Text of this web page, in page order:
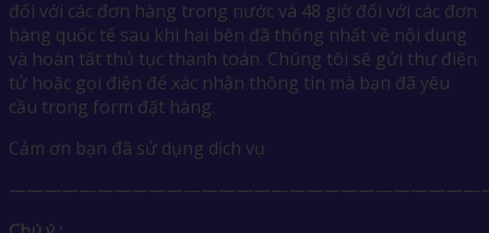
đối với các đơn hàng trong nước và 48 giờ đối với các đơn
hàng quốc tế sau khi hai bên đã thống nhất về nội dung
và hoàn tất thủ tục thanh toán. Chúng tôi sẽ gửi thư điện
tử hoặc gọi điện để xác nhận thông tin mà bạn đã yêu
cầu trong form đặt hàng.
Cảm ơn bạn đã sử dụng dịch vụ